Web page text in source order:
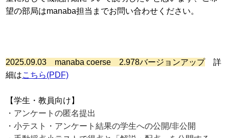
望の部局はmanaba担当までお問い合わせください。
2025.09.03 manaba coerse 2.978バージョンアップ詳
細はこちら(PDF)
【学生・教員向け】
・アンケートの匿名提出
・小テスト・アンケート結果の学生への公開/非公開